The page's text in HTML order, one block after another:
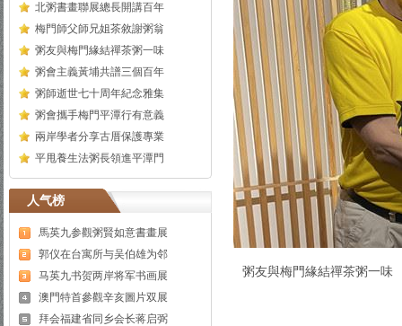
北粥書畫聯展總長開講百年
梅門師父師兄姐茶敘謝粥翁
粥友與梅門緣結禪茶粥一味
粥會主義黃埔共譜三個百年
粥師逝世七十周年紀念雅集
粥會攜手梅門平潭行有意義
兩岸學者分享古厝保護專業
平甩養生法粥長領進平潭門
人气榜
馬英九参觀粥賢如意書畫展
郭仪在台寓所与吴伯雄为邻
马英九书贺两岸将军书画展
澳門特首參觀辛亥圖片双展
拜会福建省同乡会长蒋启弼
粥友與梅門緣結禪茶粥一味